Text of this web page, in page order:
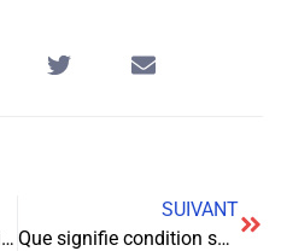
Table de référence pension alimentaire pour 2026 indispensable
SUIVANT
Que signifie condition suspensive code civil pour les contrats futurs